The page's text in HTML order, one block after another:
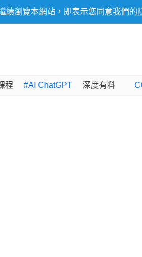
續瀏覽本網站，即表示您同意我們的
程 #AI ChatGPT 深度有料